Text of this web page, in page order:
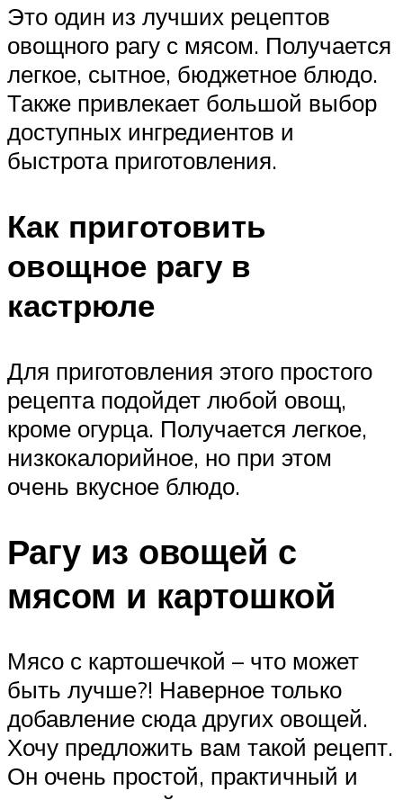
Это один из лучших рецептов
овощного рагу с мясом. Получается
легкое, сытное, бюджетное блюдо.
Также привлекает большой выбор
доступных ингредиентов и
быстрота приготовления.
Как приготовить
овощное рагу в
кастрюле
Для приготовления этого простого
рецепта подойдет любой овощ,
кроме огурца. Получается легкое,
низкокалорийное, но при этом
очень вкусное блюдо.
Рагу из овощей с
мясом и картошкой
Мясо с картошечкой – что может
быть лучше?! Наверное только
добавление сюда других овощей.
Хочу предложить вам такой рецепт.
Он очень простой, практичный и